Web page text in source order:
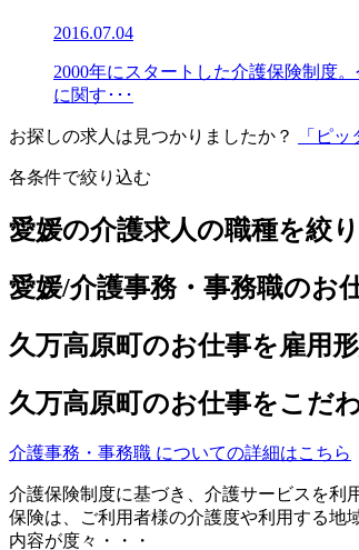
2016.07.04
2000年にスタートした介護保険制度
に関す･･･
お探しの求人は見つかりましたか？ 「ピ
各条件で絞り込む
愛媛の介護求人の職種を絞
愛媛/介護事務・事務職のお
久万高原町のお仕事を雇用
久万高原町のお仕事をこだ
介護事務・事務職 についての詳細はこちら
介護保険制度に基づき、介護サービスを利
保険は、ご利用者様の介護度や利用する地
内容が度々・・・